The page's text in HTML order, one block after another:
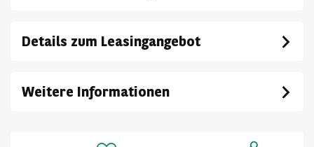
Details zum Leasingangebot
Weitere Informationen